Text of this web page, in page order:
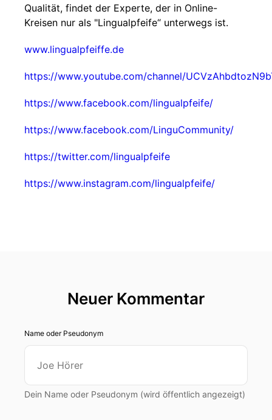
Qualität, findet der Experte, der in Online-
Kreisen nur als "Lingualpfeife“ unterwegs ist.
www.lingualpfeiffe.de
https://www.youtube.com/channel/
https://www.facebook.com/lingualpfeife/
https://www.facebook.com/LinguCommunity/
https://twitter.com/lingualpfeife
https://www.instagram.com/lingualpfeife/
Neuer Kommentar
Name oder Pseudonym
Dein Name oder Pseudonym (wird öffentlich angezeigt)